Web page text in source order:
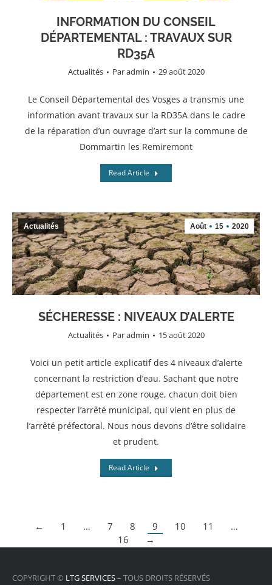
INFORMATION DU CONSEIL
DÉPARTEMENTAL : TRAVAUX SUR
RD35A
Actualités Paradmin 29 août 2020
Le Conseil Départemental des Vosges a transmis une
information avant travaux sur la RD35A dans le cadre
de la réparation d’un ouvrage d’art sur la commune de
Dommartin les Remiremont
Read Article
SÉCHERESSE : NIVEAUX D’ALERTE
Actualités Paradmin 15 août 2020
Août 15 2020
Actualités
Voici un petit article explicatif des 4 niveaux d’alerte
concernant la restriction d’eau. Sachant que notre
département est en zone rouge, chacun doit bien
respecter l’arrêté municipal, qui vient en plus de
l’arrêté préfectoral. Nous nous devons d’être solidaire
et prudent.
Read Article
← 1 … 7 8 9 10 11
…
16
→
COPYRIGHT © LTG SERVICES– TOUS DROITS RÉSERVÉS